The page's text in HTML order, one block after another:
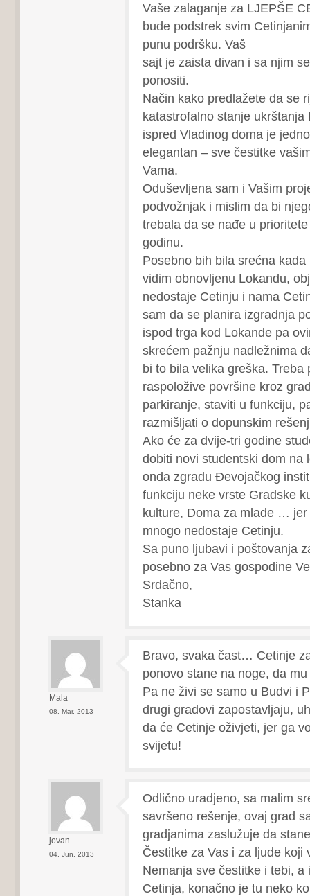
Vaše zalaganje za LJEPŠE
bude podstrek svim
punu podršku. Vaš
sajt je zaista divan i sa njim
ponositi.
Način kako predlažete da se
katastrofalno stanje ukrštanja
ispred Vladinog doma je
elegantan – sve čestitke
Vama.
Oduševljena sam i Vašim
podvožnjak i mislim da bi
trebala da se nađe u
godinu.
Posebno bih bila srećna
vidim obnovljenu Lokandu,
nedostaje Cetinju i nama
sam da se planira izgradnja
ispod trga kod Lokande pa
skrećem pažnju nadležnima
bi to bila velika greška. Treba
raspoložive površine kroz
parkiranje, staviti u funkciju,
razmišljati o dopunskim
Ako će za dvije-tri godine
dobiti novi studentski dom na
onda zgradu Đevojačkog
funkciju neke vrste Gradske
kulture, Doma za mlade … jer
mnogo nedostaje Cetinju.
Sa puno ljubavi i poštovanja
posebno za Vas gospodine
Srdačno,
Stanka
Mala
08. Mar, 2013
Bravo, svaka čast… Cetinje
ponovo stane na noge, da
Pa ne živi se samo u Budvi i
drugi gradovi zapostavljaju,
da će Cetinje oživjeti, jer ga
svijetu!
jovan
04. Jun, 2013
Odlično uradjeno, sa malim
savršeno rešenje, ovaj grad
gradjanima zaslužuje da
Čestitke za Vas i za ljude koji
Nemanja sve čestitke i tebi, a
Cetinja, konačno je tu neko